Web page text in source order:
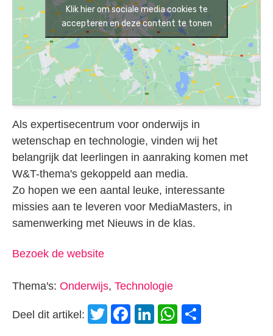
Klik hier om sociale media cookies te
accepteren en deze content te tonen
Als expertisecentrum voor onderwijs in
wetenschap en technologie, vinden wij het
belangrijk dat leerlingen in aanraking komen met
W&T-thema's gekoppeld aan media.
Zo hopen we een aantal leuke, interessante
missies aan te leveren voor MediaMasters, in
samenwerking met Nieuws in de klas.
Bezoek de website
Thema's: Onderwijs, Technologie
Deel dit artikel: Twitter
Facebook
LinkedIn
WhatsApp